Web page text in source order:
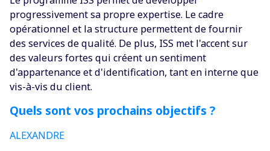
progressivement sa propre expertise. Le cadre
opérationnel et la structure permettent de fournir
des services de qualité. De plus, ISS met l'accent sur
des valeurs fortes qui créent un sentiment
d'appartenance et d'identification, tant en interne que
vis-à-vis du client.
Quels sont vos prochains objectifs ?
ALEXANDRE